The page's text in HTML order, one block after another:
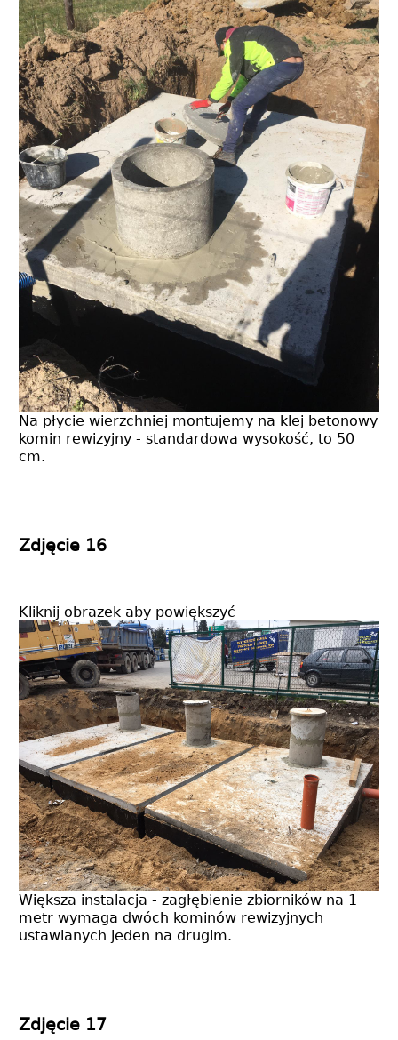
Na płycie wierzchniej montujemy na klej betonowy
komin rewizyjny - standardowa wysokość, to 50
cm.
Zdjęcie 16
Kliknij obrazek aby powiększyć
Większa instalacja - zagłębienie zbiorników na 1
metr wymaga dwóch kominów rewizyjnych
ustawianych jeden na drugim.
Zdjęcie 17